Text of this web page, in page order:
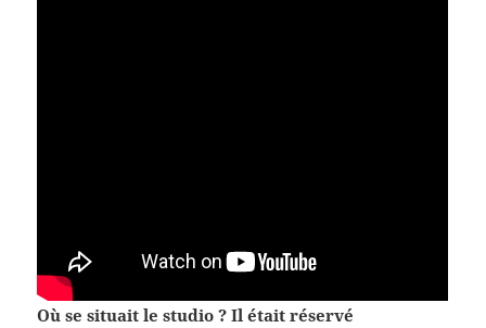
Où se situ­ait le stu­dio ? Il était réservé